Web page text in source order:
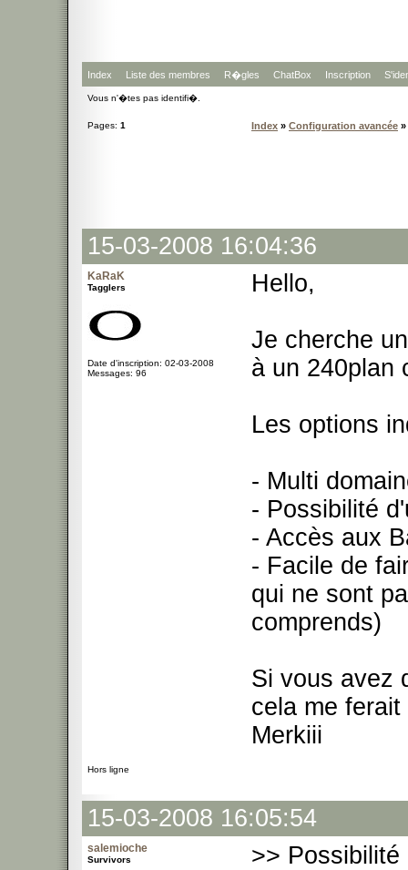
Index Liste des membres R�gles ChatBox Inscription
Vous n'�tes pas identifi�.
Pages: 1 Index » Configuration avancée »
15-03-2008 16:04:36
KaRaK
Tagglers
Date d'inscription: 02-03-2008
Messages: 96
Hello,
Je cherche
à un 240plan
Les options
- Multi
- Possibilité
- Accès aux
- Facile de
qui ne sont
comprends)
Si vous avez
cela me
Merkiii
Hors ligne
15-03-2008 16:05:54
salemioche
Survivors
>>